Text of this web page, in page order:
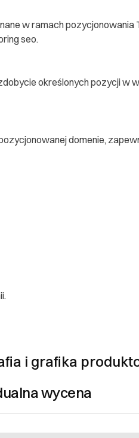
w ramach
seo.
określonych pozycji w
domenie,
i grafika
wycena